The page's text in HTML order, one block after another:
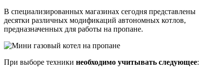
В специализированных магазинах сегодня представлены
десятки различных модификаций автономных котлов,
предназначенных для работы на пропане.
При выборе техники необходимо учитывать следующее: